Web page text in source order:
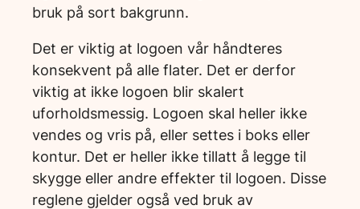
bruk på sort bakgrunn.
Det er viktig at logoen vår håndteres
konsekvent på alle flater. Det er derfor
viktig at ikke logoen blir skalert
uforholdsmessig. Logoen skal heller ikke
vendes og vris på, eller settes i boks eller
kontur. Det er heller ikke tillatt å legge til
skygge eller andre effekter til logoen. Disse
reglene gjelder også ved bruk av